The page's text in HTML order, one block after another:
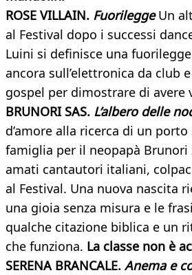
ROSE VILLAIN. Fuorilegge Un
al Festival dopo i successi
Luini si definisce una
ancora sull’elettronica da club
gospel per dimostrare di avere
BRUNORI SAS. L’albero delle
d’amore alla ricerca di un porto
famiglia per il neopapà Brunori
amati cantautori italiani,
al Festival. Una nuova nascita
una gioia senza misura e le
qualche citazione biblica e un
che funziona. La classe non è
SERENA BRANCALE. Anema e